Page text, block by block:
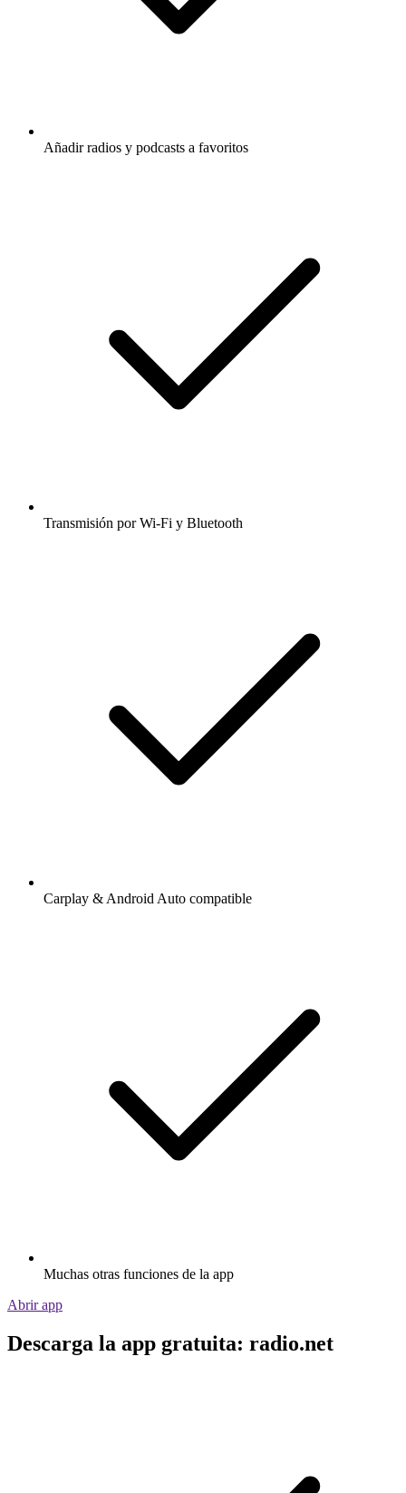
Añadir radios y podcasts a favoritos
Transmisión por Wi-Fi y Bluetooth
Carplay & Android Auto compatible
Muchas otras funciones de la app
Abrir app
Descarga la app gratuita: radio.net